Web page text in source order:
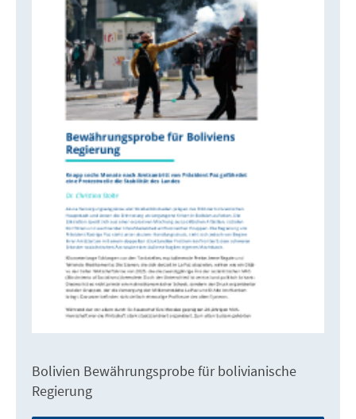
Bolivien Bewährungsprobe für bolivianische
Regierung